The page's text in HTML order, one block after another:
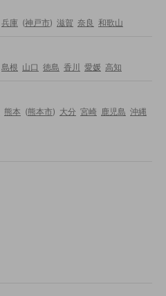
兵庫 (神戸市) 滋賀 奈良 和歌山
島根 山口 徳島 香川 愛媛 高知
熊本 (熊本市) 大分 宮崎 鹿児島 沖縄